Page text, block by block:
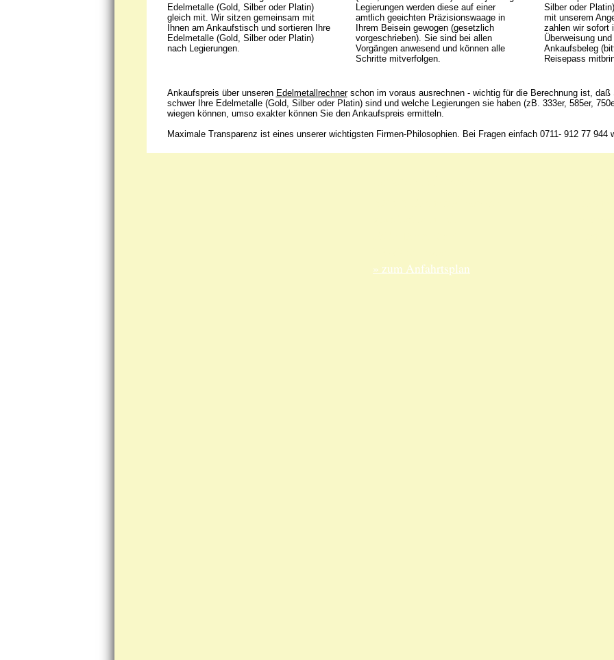
Edelmetalle (Gold, Silber oder Platin)
gleich mit. Wir sitzen gemeinsam mit
Ihnen am Ankaufstisch und sortieren Ihre
Edelmetalle (Gold, Silber oder Platin)
nach Legierungen.
Legierungen werden diese auf einer
amtlich geeichten Präzisionswaage in
Ihrem Beisein gewogen (gesetzlich
vorgeschrieben). Sie sind bei allen
Vorgängen anwesend und können alle
Schritte mitverfolgen.
Silber oder
mit unserem
zahlen wir sofort
Überweisung
Ankaufsbeleg
Reisepass
Ankaufspreis über unseren Edelmetallrechnerschon im voraus ausrechnen - wichtig für die Berechnung ist,
schwer Ihre Edelmetalle (Gold, Silber oder Platin) sind und welche Legierungen sie haben (zB. 333er, 585er,
wiegen können, umso exakter können Sie den Ankaufspreis ermitteln.
Maximale Transparenz ist eines unserer wichtigsten Firmen-Philosophien. Bei Fragen einfach 0711- 912 77 944
» zum Anfahrtsplan